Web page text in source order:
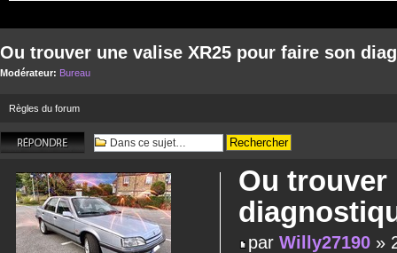
Ou trouver une valise XR25 pour faire son
Modérateur: Bureau
Règles du forum
Répondre
Ou trouver
parWilly27190 »